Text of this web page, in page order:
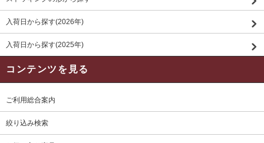
入荷日から探す(2026年)
入荷日から探す(2025年)
コンテンツを見る
ご利用総合案内
絞り込み検索